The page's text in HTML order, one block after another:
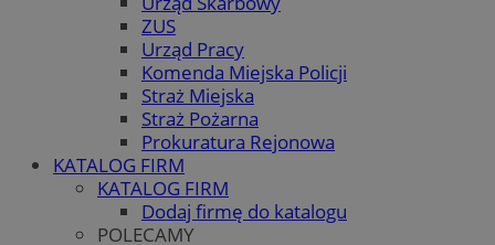
ZUS
Urząd Pracy
Komenda Miejska Policji
Straż Miejska
Straż Pożarna
Prokuratura Rejonowa
KATALOG FIRM
KATALOG FIRM
Dodaj firmę do katalogu
POLECAMY